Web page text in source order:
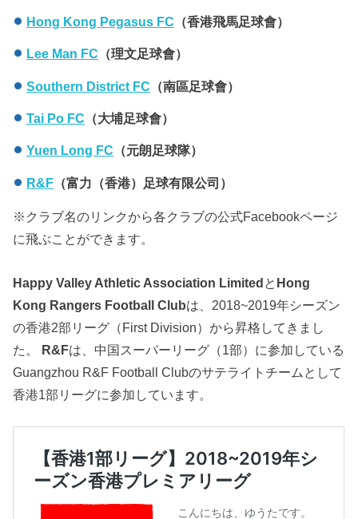
Hong Kong Pegasus FC （香港飛馬足球會）
Lee Man FC （理文足球會）
Southern District FC （南區足球會）
Tai Po FC （大埔足球會）
Yuen Long FC （元朗足球隊）
R&F（富力（香港）足球有限公司）
※クラブ名のリンクから各クラブの公式Facebookページ
に飛ぶことができます。
Happy Valley Athletic Association Limitedと Hong
Kong Rangers Football Clubは、2018~2019年シーズン
の香港2部リーグ（First Division）から昇格してきまし
た。 R&Fは、中国スーパーリーグ（1部）に参加している
Guangzhou R&F Football Clubのサテライトチームとして
香港1部リーグに参加しています。